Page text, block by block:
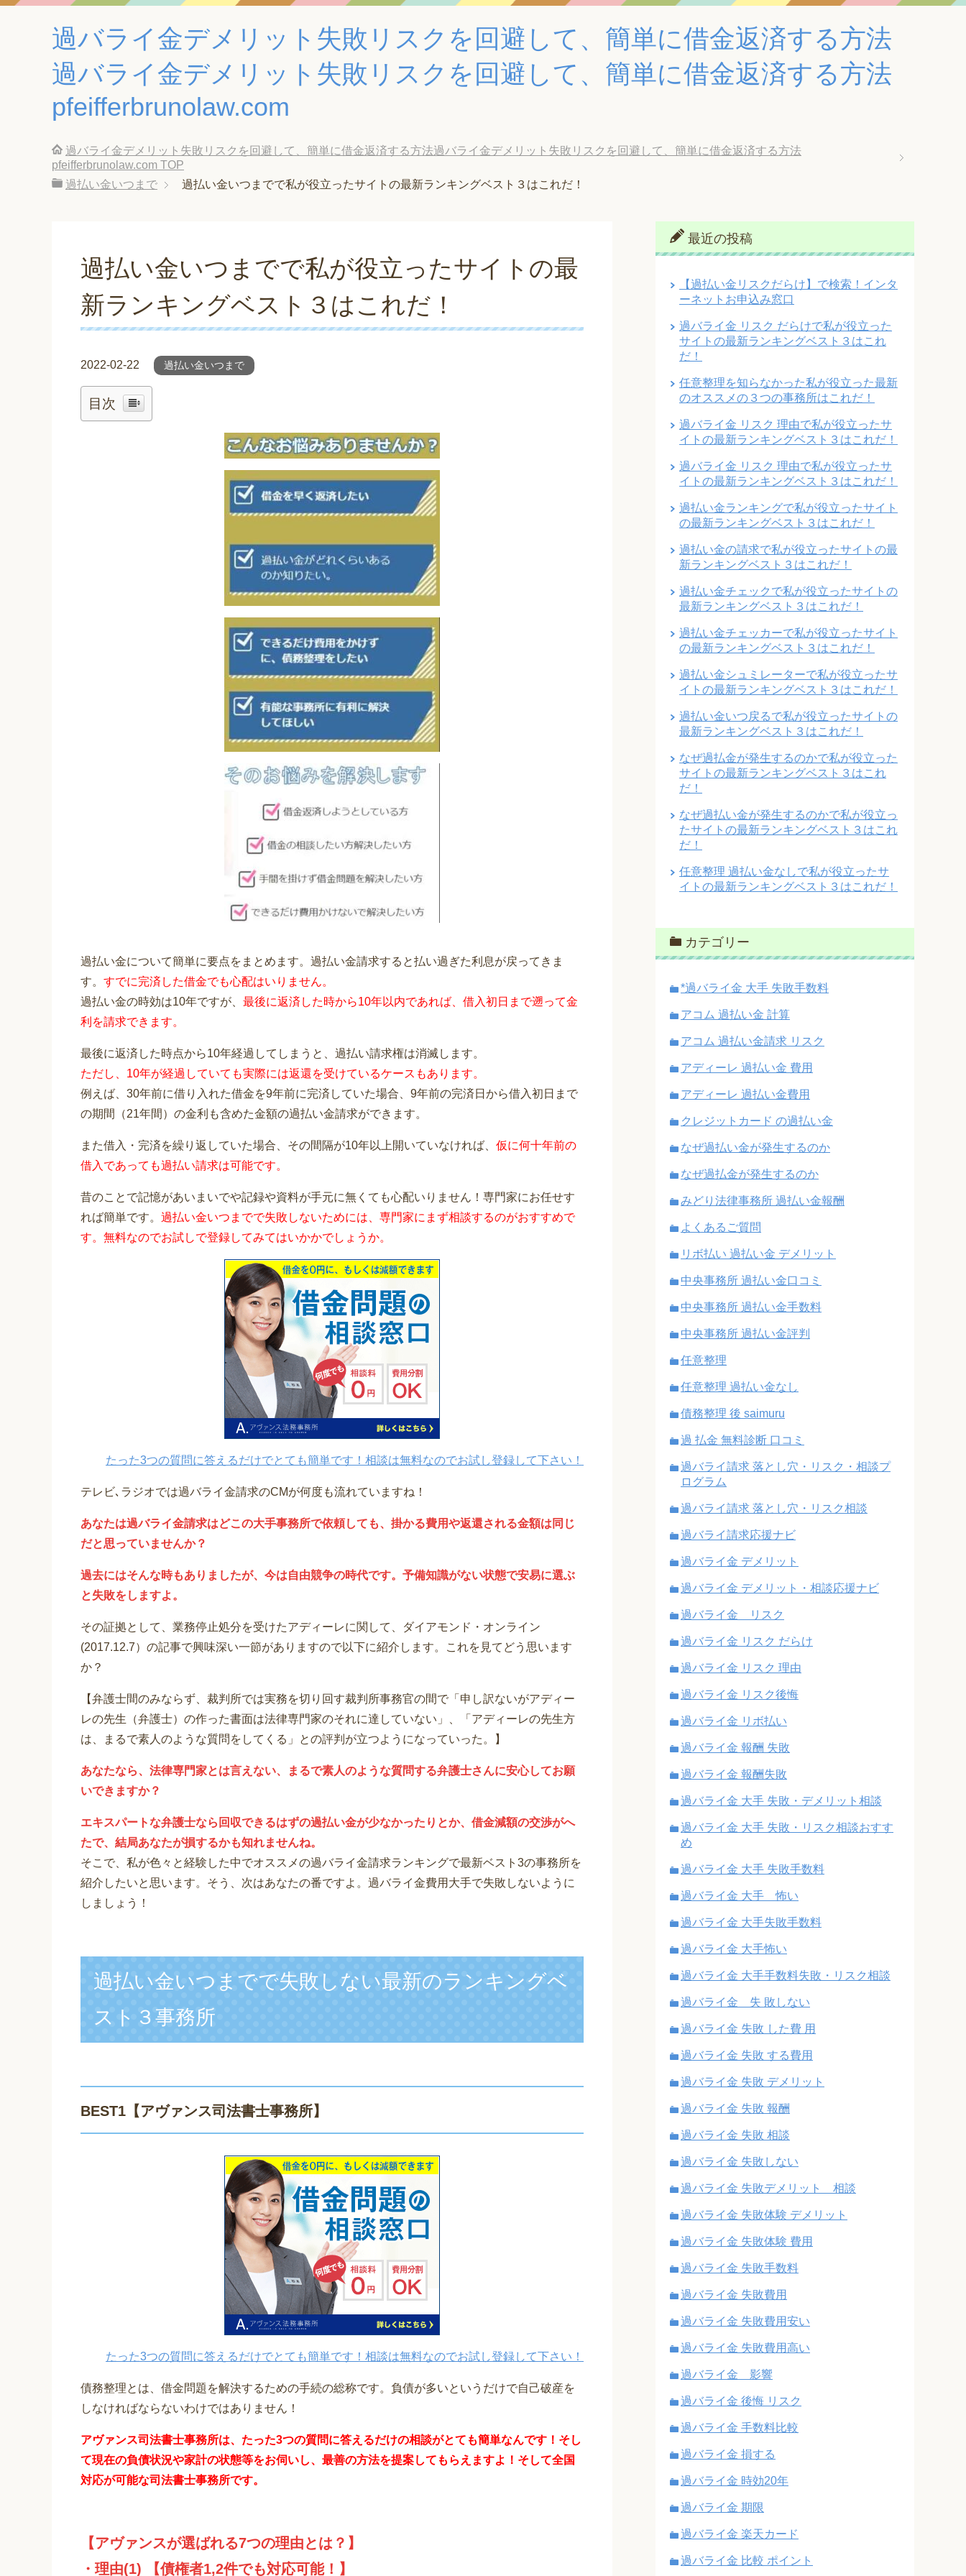
過バライ金デメリット失敗リスクを回避して、簡単に借金返済する方法
過バライ金デメリット失敗リスクを回避して、簡単に借金返済する方法
pfeifferbrunolaw.com
過バライ金デメリット失敗リスクを回避して、簡単に借金返済する方法過バライ金デメリット失敗リスクを回避して、簡単に借金返済する方法
pfeifferbrunolaw.com TOP
過払い金いつまで
過払い金いつまでで私が役立ったサイトの最新ランキングベスト３はこれだ！
過払い金いつまでで私が役立ったサイトの最
新ランキングベスト３はこれだ！
2022-02-22 過払い金いつまで
目次
過払い金について簡単に要点をまとめます。過払い金請求すると払い過ぎた利息が戻ってきま
す。 すでに完済した借金でも心配はいりません。
過払い金の時効は10年ですが、 最後に返済した時から10年以内であれば、借入初日まで遡って金
利を請求できます。
最後に返済した時点から10年経過してしまうと、過払い請求権は消滅します。
ただし、10年が経過していても実際には返還を受けているケースもあります。
例えば、30年前に借り入れた借金を9年前に完済していた場合、9年前の完済日から借入初日まで
の期間（21年間）の金利も含めた金額の過払い金請求ができます。
また借入・完済を繰り返していた場合、その間隔が10年以上開いていなければ、 仮に何十年前の
借入であっても過払い請求は可能です。
昔のことで記憶があいまいでや記録や資料が手元に無くても心配いりません！専門家にお任せす
れば簡単です。 過払い金いつまでで失敗しないためには、専門家にまず相談するのがおすすめで
す。無料なのでお試しで登録してみてはいかかでしょうか。
たった3つの質問に答えるだけでとても簡単です！相談は無料なのでお試し登録して下さい！
テレビ､ラジオでは過バライ金請求のCMが何度も流れていますね！
あなたは過バライ金請求はどこの大手事務所で依頼しても、掛かる費用や返還される金額は同じ
だと思っていませんか？
過去にはそんな時もありましたが、今は自由競争の時代です。予備知識がない状態で安易に選ぶ
と失敗をしますよ。
その証拠として、業務停止処分を受けたアディーレに関して、ダイアモンド・オンライン
(2017.12.7）の記事で興味深い一節がありますので以下に紹介します。これを見てどう思います
か？
【弁護士間のみならず、裁判所では実務を切り回す裁判所事務官の間で「申し訳ないがアディー
レの先生（弁護士）の作った書面は法律専門家のそれに達していない」、「アディーレの先生方
は、まるで素人のような質問をしてくる」との評判が立つようになっていった。】
あなたなら、法律専門家とは言えない、まるで素人のような質問する弁護士さんに安心してお願
いできますか？
エキスパートな弁護士なら回収できるはずの過払い金が少なかったりとか、借金減額の交渉がへ
たで、結局あなたが損するかも知れませんね。
そこで、私が色々と経験した中でオススメの過バライ金請求ランキングで最新ベスト3の事務所を
紹介したいと思います。そう、次はあなたの番ですよ。過バライ金費用大手で失敗しないように
しましょう！
過払い金いつまでで失敗しない最新のランキングベ
スト３事務所
BEST1 【アヴァンス司法書士事務所】
たった3つの質問に答えるだけでとても簡単です！相談は無料なのでお試し登録して下さい！
債務整理とは、借金問題を解決するための手続の総称です。負債が多いというだけで自己破産を
しなければならないわけではありません！
アヴァンス司法書士事務所は、 たった3つの質問に答えるだけの相談がとても簡単なんです！そし
て現在の負債状況や家計の状態等をお伺いし、最善の方法を提案してもらえますよ！そして全国
対応が可能な司法書士事務所です。
【アヴァンスが選ばれる7つの理由とは？】
・理由(1) 【債権者1,2件でも対応可能！】
最近の投稿
【過払い金リスクだらけ】で検索！インタ
ーネットお申込み窓口
過バライ金 リスク だらけで私が役立った
サイトの最新ランキングベスト３はこれ
だ！
任意整理を知らなかった私が役立った最新
のオススメの３つの事務所はこれだ！
過バライ金 リスク 理由で私が役立ったサ
イトの最新ランキングベスト３はこれだ！
過バライ金 リスク 理由で私が役立ったサ
イトの最新ランキングベスト３はこれだ！
過払い金ランキングで私が役立ったサイト
の最新ランキングベスト３はこれだ！
過払い金の請求で私が役立ったサイトの最
新ランキングベスト３はこれだ！
過払い金チェックで私が役立ったサイトの
最新ランキングベスト３はこれだ！
過払い金チェッカーで私が役立ったサイト
の最新ランキングベスト３はこれだ！
過払い金シュミレーターで私が役立ったサ
イトの最新ランキングベスト３はこれだ！
過払い金いつ戻るで私が役立ったサイトの
最新ランキングベスト３はこれだ！
なぜ過払金が発生するのかで私が役立った
サイトの最新ランキングベスト３はこれ
だ！
なぜ過払い金が発生するのかで私が役立っ
たサイトの最新ランキングベスト３はこれ
だ！
任意整理 過払い金なしで私が役立ったサ
イトの最新ランキングベスト３はこれだ！
カテゴリー
*過バライ金 大手 失敗手数料
アコム 過払い金 計算
アコム 過払い金請求 リスク
アディーレ 過払い金 費用
アディーレ 過払い金費用
クレジットカード の過払い金
なぜ過払い金が発生するのか
なぜ過払金が発生するのか
みどり法律事務所 過払い金報酬
よくあるご質問
リボ払い 過払い金 デメリット
中央事務所 過払い金口コミ
中央事務所 過払い金手数料
中央事務所 過払い金評判
任意整理
任意整理 過払い金なし
債務整理 後 saimuru
過 払金 無料診断 口コミ
過バライ請求 落とし穴・リスク・相談プ
ログラム
過バライ請求 落とし穴・リスク相談
過バライ請求応援ナビ
過バライ金 デメリット
過バライ金 デメリット・相談応援ナビ
過バライ金 リスク
過バライ金 リスク だらけ
過バライ金 リスク 理由
過バライ金 リスク後悔
過バライ金 リボ払い
過バライ金 報酬 失敗
過バライ金 報酬失敗
過バライ金 大手 失敗・デメリット相談
過バライ金 大手 失敗・リスク相談おすす
め
過バライ金 大手 失敗手数料
過バライ金 大手 怖い
過バライ金 大手失敗手数料
過バライ金 大手怖い
過バライ金 大手手数料失敗・リスク相談
過バライ金 失 敗しない
過バライ金 失敗 した費 用
過バライ金 失敗 する費用
過バライ金 失敗 デメリット
過バライ金 失敗 報酬
過バライ金 失敗 相談
過バライ金 失敗しない
過バライ金 失敗デメリット 相談
過バライ金 失敗体験 デメリット
過バライ金 失敗体験 費用
過バライ金 失敗手数料
過バライ金 失敗費用
過バライ金 失敗費用安い
過バライ金 失敗費用高い
過バライ金 影響
過バライ金 後悔 リスク
過バライ金 手数料比較
過バライ金 損する
過バライ金 時効20年
過バライ金 期限
過バライ金 楽天カード
過バライ金 比較 ポイント